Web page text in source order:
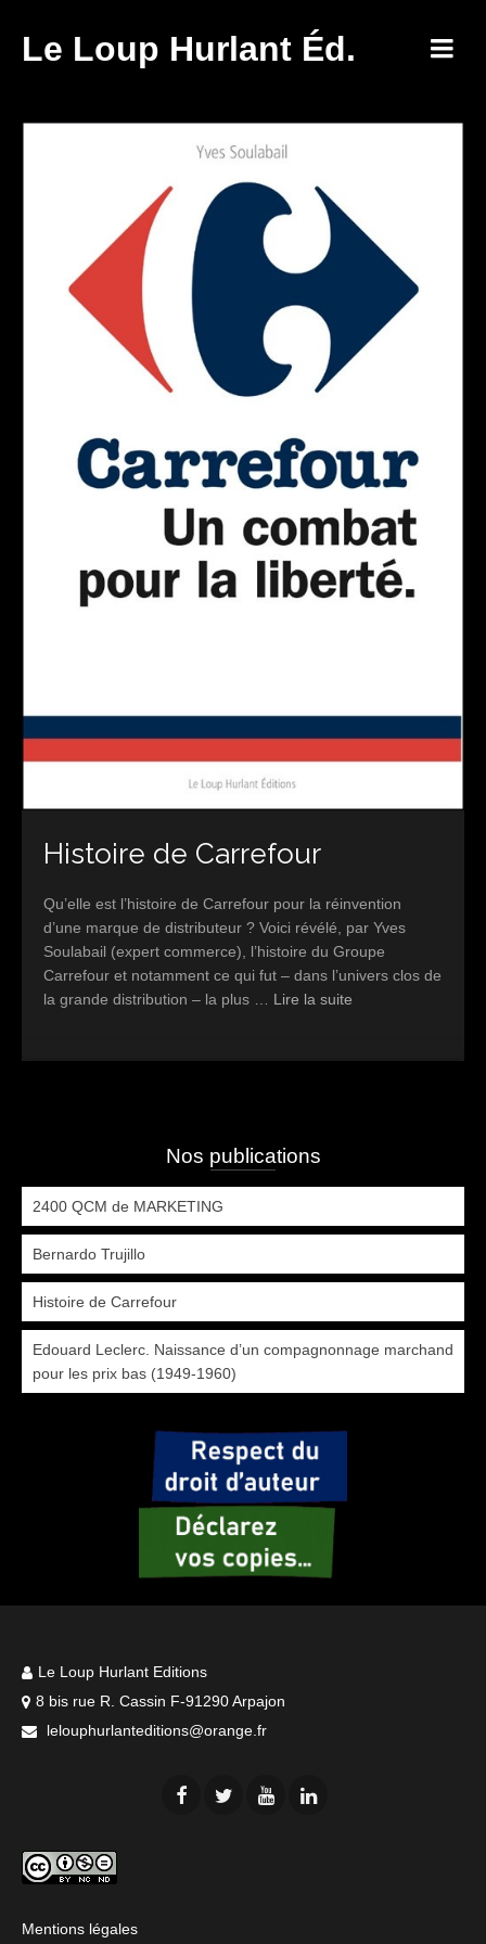
Le Loup Hurlant Éd.
Histoire de Carrefour
Qu’elle est l’histoire de Carrefour pour la réinvention
d’une marque de distributeur ? Voici révélé, par Yves
Soulabail (expert commerce), l’histoire du Groupe
Carrefour et notamment ce qui fut – dans l’univers clos de
la grande distribution – la plus … Lire la suite
Nos publications
2400 QCM de MARKETING
Bernardo Trujillo
Histoire de Carrefour
Edouard Leclerc. Naissance d’un compagnonnage marchand
pour les prix bas (1949-1960)
Le Loup Hurlant Editions
8 bis rue R. Cassin F-91290 Arpajon
lelouphurlanteditions@orange.fr
Mentions légales